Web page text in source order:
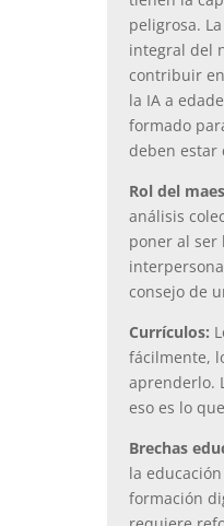
peligrosa.
integral del
contribuir
la IA a
formado
deben estar
Rol del
análisis
poner al ser
consejo de
Currículos:
fácilmente,
aprenderlo.
eso es lo
Brechas
la
formación